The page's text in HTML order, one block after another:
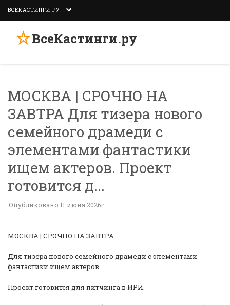
ВСЕКАСТИНГИ.РУ
☆ВсеКастинги.ру
МОСКВА | СРОЧНО НА
ЗАВТРА Для тизера нового
семейного драмеди с
элементами фантастики
ищем актеров. Проект
готовится д...
Опубликовано 11 июня 2026г.
МОСКВА | СРОЧНО НА ЗАВТРА
Для тизера нового семейного драмеди с элементами
фантастики ищем актеров.
Проект готовится для питчинга в ИРИ.